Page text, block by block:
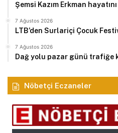
Şemsi Kazım Erkman
7 Ağustos 2026
LTB’den Surlariçi Çocuk
7 Ağustos 2026
Dağ yolu pazar günü trafiğe
Nöbetçi Eczaneler